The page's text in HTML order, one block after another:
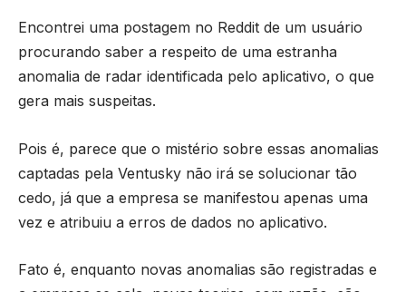
Encontrei uma postagem no Reddit de um usuário
procurando saber a respeito de uma estranha
anomalia de radar identificada pelo aplicativo, o que
gera mais suspeitas.
Pois é, parece que o mistério sobre essas anomalias
captadas pela Ventusky não irá se solucionar tão
cedo, já que a empresa se manifestou apenas uma
vez e atribuiu a erros de dados no aplicativo.
Fato é, enquanto novas anomalias são registradas e